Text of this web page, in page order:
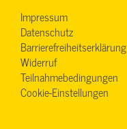
Impressum
Datenschutz
Barrierefreiheitserklärung
Widerruf
Teilnahmebedingungen
Cookie-Einstellungen